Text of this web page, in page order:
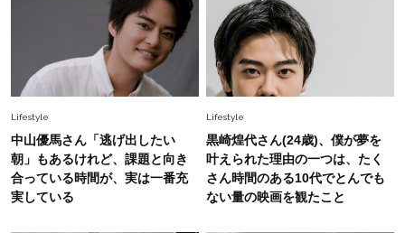
Fashion 2026.7.16
白黒でもこんなに華やぐ！40代、夏の「甘めト
ップス×パンツ」コーデ〈3選〉
40代の夏通勤はこれ１着！「きちんと感」も
「オシャレ」も整うトレンドトップス〈4選〉
Lifestyle
中山優馬さん「逃げ出したい
朝」もあるけれど、課題と向き
合っている時間が、実は一番充
実している
Lifestyle
黒崎煌代さん(24歳)、僕が夢を
叶えられた理由の一つは、たく
さん時間のある10代でとんでも
ない量の映画を観たこと